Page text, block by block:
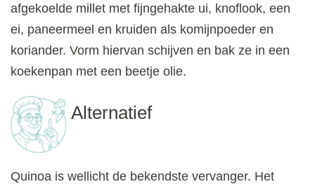
afgekoelde millet met fijngehakte ui, knoflook, een
ei, paneermeel en kruiden als komijnpoeder en
koriander. Vorm hiervan schijven en bak ze in een
koekenpan met een beetje olie.
Alternatief
Quinoa is wellicht de bekendste vervanger. Het